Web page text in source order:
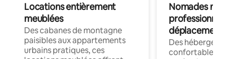
Locations entièrement
meublées
Des cabanes de montagne
paisibles aux appartements
urbains pratiques, ces
Nomades
déplacement
Des
confortables